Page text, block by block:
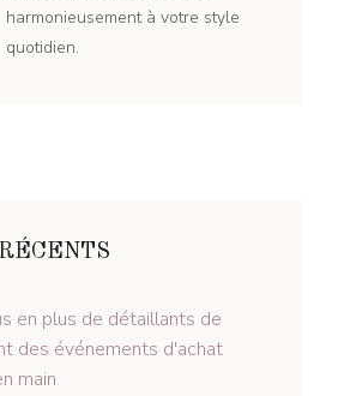
harmonieusement à votre style
quotidien.
en plus de détaillants de
des événements d'achat
main